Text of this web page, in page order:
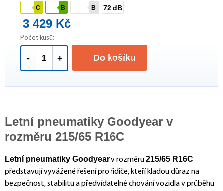
C B B 72 dB
3 429 Kč
Počet kusů:
- + Do košíku
Letní pneumatiky Goodyear v
rozměru 215/65 R16C
Letní pneumatiky Goodyearv rozměru215/65 R16C
představují vyvážené řešení pro řidiče, kteří kladou důraz na
bezpečnost, stabilitu a předvídatelné chování vozidla v průběhu